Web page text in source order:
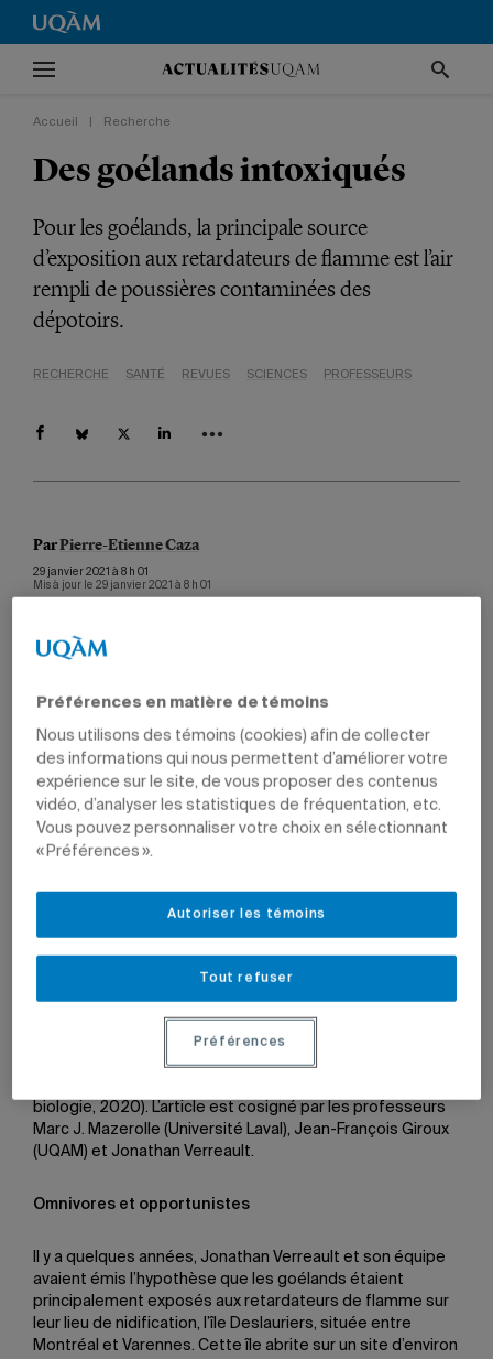
Accueil Recherche
Des goélands intoxiqués
Pour les goélands, la principale source
d’exposition aux retardateurs de flamme est l’air
rempli de poussières contaminées des
dépotoirs.
RECHERCHE SANTÉ REVUES SCIENCES PROFESSEURS
ParPierre-Etienne Caza
29 janvier 2021 à 8 h 01
Mis à jour le 29 janvier 2021 à 8 h 01
Les rebus compactés des sites d’enfouissement
génèrent de la poussière qui est inhalée par les
goélands ou qui adhère à leur plumage.
Photo: E. Thieriot
Les sites d’enfouissement de la grande région
métropolitaine constituent la principale source
goélands. L’air qu’ils y respirent est rempli de poussières
contaminées. Voilà l’étonnante conclusion à laquelle est
sciences biologiques Jonathan Verreault après des
années d’investigations minutieuses.
Un article faisant état de ces résultats a été publié l’an
Environmental International
prestigieuses revues en sciences de l’environnement. Sa
biologie, 2020). L’article est cosigné par les professeurs
Marc J. Mazerolle (Université Laval), Jean-François Giroux
(UQAM) et Jonathan Verreault.
Omnivores et opportunistes
Il y a quelques années, Jonathan Verreault et son équipe
avaient émis l’hypothèse que les goélands étaient
principalement exposés aux retardateurs de flamme sur
leur lieu de nidification, l’île Deslauriers, située entre
Montréal et Varennes. Cette île abrite sur un site d’environ
Préférences en matière de témoins
Nous utilisons des témoins (cookies) afin de collecter
des informations qui nous permettent d’améliorer votre
expérience sur le site, de vous proposer des contenus
vidéo, d’analyser les statistiques de fréquentation, etc.
Vous pouvez personnaliser votre choix en sélectionnant
« Préférences ».
Tout refuser
Autoriser les témoins
Préférences